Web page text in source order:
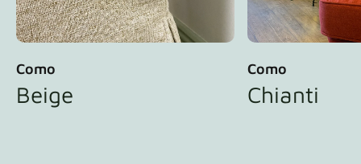
Como
Beige
Como
Chianti